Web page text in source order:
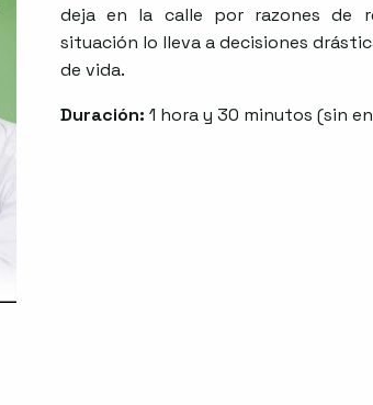
deja en la calle por razones de
situación lo lleva a decisiones
de vida.
Duración: 1 hora y 30 minutos (sin